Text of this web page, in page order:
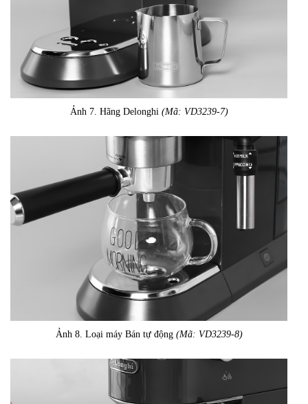
Ảnh 7. Hãng Delonghi (Mã: VD3239-7)
Ảnh 8. Loại máy Bán tự động (Mã: VD3239-8)